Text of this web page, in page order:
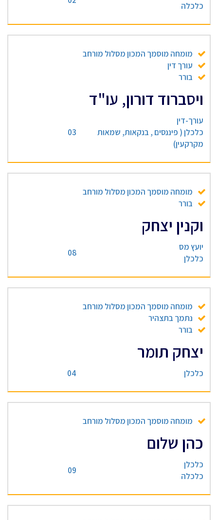
כלכלה
מומחה מוסמך המכון מסלול מורחב
עורך דין
בורר
ויסברוד דורון, עו"ד
עורך-דין
כלכלן ( פיננסים , בנקאות, שמאות
מקרקעין)
03
מומחה מוסמך המכון מסלול מורחב
בורר
וקנין יצחק
יועץ מס
כלכלן
08
מומחה מוסמך המכון מסלול מורחב
נתמך בתצהיר
בורר
יצחק תומר
כלכלן 04
מומחה מוסמך המכון מסלול מורחב
כהן שלום
כלכלן
כלכלה
09